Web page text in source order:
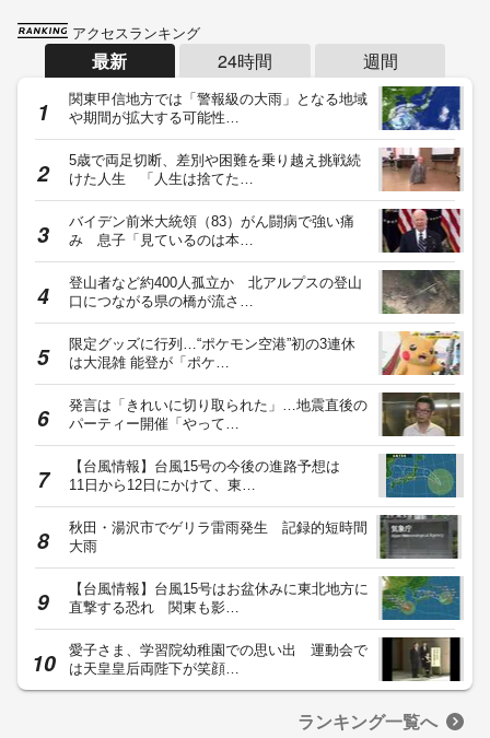
アクセスランキング
最新 24時間 週間
関東甲信地方では「警報級の大雨」となる地域
や期間が拡大する可能性…
5歳で両足切断、差別や困難を乗り越え挑戦続
けた人生 「人生は捨てた…
バイデン前米大統領（83）がん闘病で強い痛
み 息子「見ているのは本…
登山者など約400人孤立か 北アルプスの登山
口につながる県の橋が流さ…
限定グッズに行列…“ポケモン空港”初の3連休
は大混雑 能登が「ポケ…
発言は「きれいに切り取られた」…地震直後の
パーティー開催「やって…
【台風情報】台風15号の今後の進路予想は
11日から12日にかけて、東…
秋田・湯沢市でゲリラ雷雨発生 記録的短時間
大雨
【台風情報】台風15号はお盆休みに東北地方に
直撃する恐れ 関東も影…
愛子さま、学習院幼稚園での思い出 運動会で
は天皇皇后両陛下が笑顔…
ランキング一覧へ